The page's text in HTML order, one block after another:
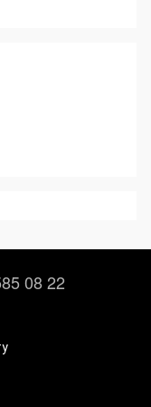
08 22